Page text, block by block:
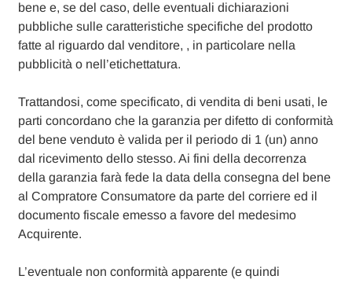
bene e, se del caso, delle eventuali dichiarazioni
pubbliche sulle caratteristiche specifiche del prodotto
fatte al riguardo dal venditore, , in particolare nella
pubblicità o nell’etichettatura.
Trattandosi, come specificato, di vendita di beni usati, le
parti concordano che la garanzia per difetto di conformità
del bene venduto è valida per il periodo di 1 (un) anno
dal ricevimento dello stesso. Ai fini della decorrenza
della garanzia farà fede la data della consegna del bene
al Compratore Consumatore da parte del corriere ed il
documento fiscale emesso a favore del medesimo
Acquirente.
L’eventuale non conformità apparente (e quindi